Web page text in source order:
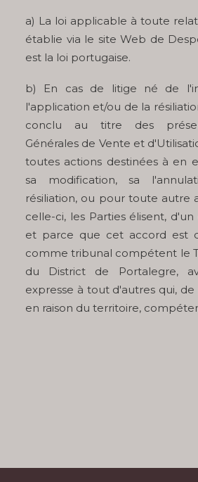
a) La loi applicable à toute
établie via le site Web de
est la loi portugaise.
b) En cas de litige né de
l'application et/ou de la
conclu au titre des
Générales de Vente et
toutes actions destinées à en
sa modification, sa
résiliation, ou pour toute autre
celle-ci, les Parties élisent,
et parce que cet accord est
comme tribunal compétent le
du District de Portalegre,
expresse à tout d'autres qui,
en raison du territoire,